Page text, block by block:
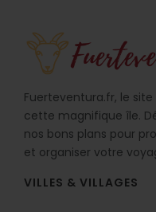
Fuerteventura.fr, le
cette magnifique île.
nos bons plans pour
et organiser votre
VILLES & VILLAGES